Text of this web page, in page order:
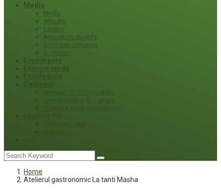
Mediu
Mediu
Atitudini
Externe
Agricultura durabila
Schimbari climatice
Ecoturism
Home
Atelierul gastronomic La tanti Masha